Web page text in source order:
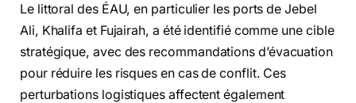
Le littoral des ÉAU, en particulier les ports de Jebel
Ali, Khalifa et Fujairah, a été identifié comme une cible
stratégique, avec des recommandations d’évacuation
pour réduire les risques en cas de conflit. Ces
perturbations logistiques affectent également